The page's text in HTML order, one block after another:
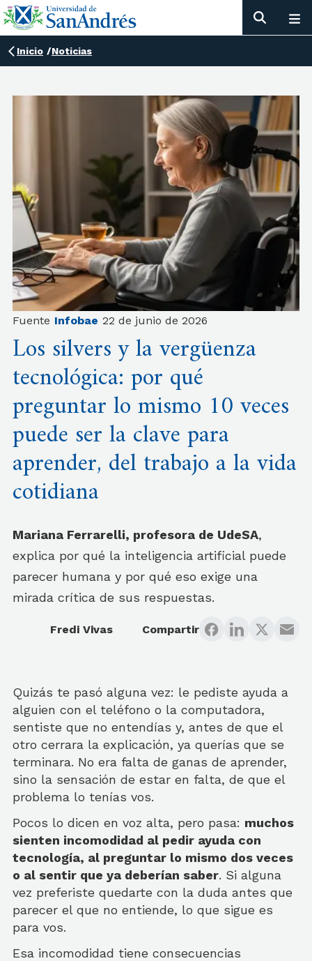
Inicio /Noticias
Fuente Infobae 22 de junio de 2026
Los silvers y la vergüenza
tecnológica: por qué
preguntar lo mismo 10 veces
puede ser la clave para
aprender, del trabajo a la vida
cotidiana
Mariana Ferrarelli, profesora de UdeSA,
explica por qué la inteligencia artificial puede
parecer humana y por qué eso exige una
mirada crítica de sus respuestas.
Fredi Vivas Compartir
Quizás te pasó alguna vez: le pediste ayuda a
alguien con el teléfono o la computadora,
sentiste que no entendías y, antes de que el
otro cerrara la explicación, ya querías que se
terminara. No era falta de ganas de aprender,
sino la sensación de estar en falta, de que el
problema lo tenías vos.
Pocos lo dicen en voz alta, pero pasa: muchos
sienten incomodidad al pedir ayuda con
tecnología, al preguntar lo mismo dos veces
o al sentir que ya deberían saber. Si alguna
vez preferiste quedarte con la duda antes que
parecer el que no entiende, lo que sigue es
para vos.
Esa incomodidad tiene consecuencias